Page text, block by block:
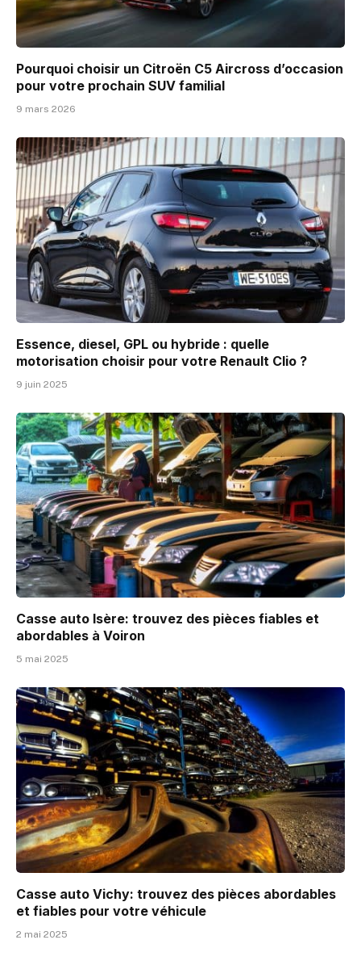
Pourquoi choisir un Citroën C5 Aircross d’occasion
pour votre prochain SUV familial
9 mars 2026
Essence, diesel, GPL ou hybride : quelle
motorisation choisir pour votre Renault Clio ?
9 juin 2025
Casse auto Isère: trouvez des pièces fiables et
abordables à Voiron
5 mai 2025
Casse auto Vichy: trouvez des pièces abordables
et fiables pour votre véhicule
2 mai 2025